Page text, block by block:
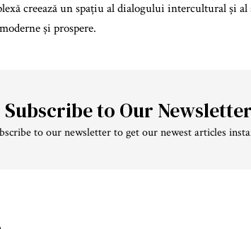
creează un spațiu al dialogului intercultural și
și prospere.
Subscribe to Our Newsletter
to our newsletter to get our newest articles